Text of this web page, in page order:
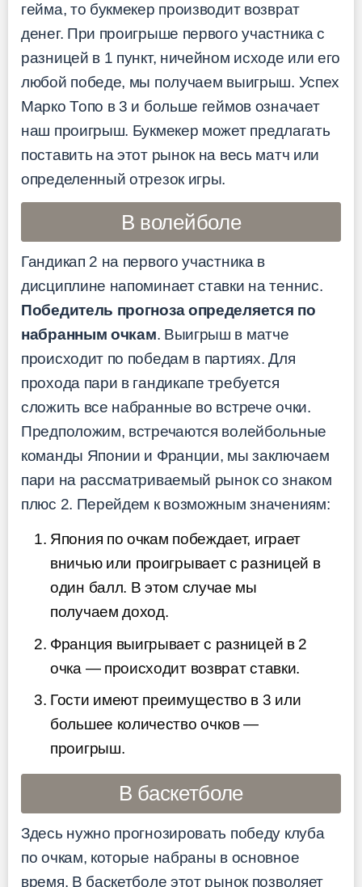
гейма, то букмекер производит возврат
денег. При проигрыше первого участника c
разницей в 1 пункт, ничейном исходе или его
любой победе, мы получаем выигрыш. Успех
Марко Топо в 3 и больше геймов означает
наш проигрыш. Букмекер может предлагать
поставить на этот рынок на весь матч или
определенный отрезок игры.
В волейболе
Гандикап 2 на первого участника в
дисциплине напоминает ставки на теннис.
Победитель прогноза определяется по
набранным очкам. Выигрыш в матче
происходит по победам в партиях. Для
прохода пари в гандикапе требуется
сложить все набранные во встрече очки.
Предположим, встречаются волейбольные
команды Японии и Франции, мы заключаем
пари на рассматриваемый рынок со знаком
плюс 2. Перейдем к возможным значениям:
Япония по очкам побеждает, играет
вничью или проигрывает с разницей в
один балл. В этом случае мы
получаем доход.
Франция выигрывает с разницей в 2
очка — происходит возврат ставки.
Гости имеют преимущество в 3 или
большее количество очков —
проигрыш.
В баскетболе
Здесь нужно прогнозировать победу клуба
по очкам, которые набраны в основное
время. В баскетболе этот рынок позволяет